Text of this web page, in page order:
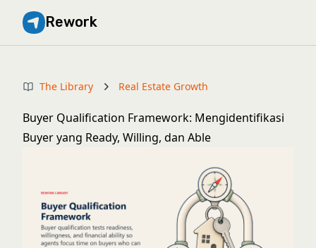
Rework
The Library Real Estate Growth
Buyer Qualification Framework: Mengidentifikasi
Buyer yang Ready, Willing, dan Able